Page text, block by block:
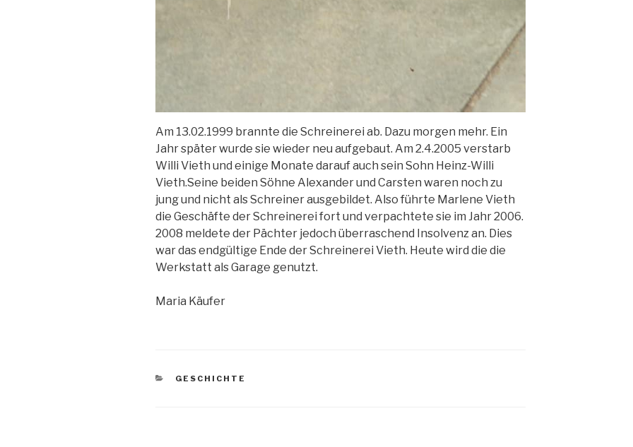
Am 13.02.1999 brannte die Schreinerei ab. Dazu morgen mehr. Ein
Jahr später wurde sie wieder neu aufgebaut. Am 2.4.2005 verstarb
Willi Vieth und einige Monate darauf auch sein Sohn Heinz-Willi
Vieth.Seine beiden Söhne Alexander und Carsten waren noch zu
jung und nicht als Schreiner ausgebildet. Also führte Marlene Vieth
die Geschäfte der Schreinerei fort und verpachtete sie im Jahr 2006.
2008 meldete der Pächter jedoch überraschend Insolvenz an. Dies
war das endgültige Ende der Schreinerei Vieth. Heute wird die die
Werkstatt als Garage genutzt.
Maria Käufer
KATEGORIEN
GESCHICHTE